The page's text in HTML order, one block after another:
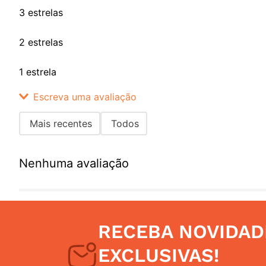
3 estrelas
2 estrelas
1 estrela
Escreva uma avaliação
Título
Seu nome
Mais recentes Todos
Nenhuma avaliação
RECEBA
EXCLUSIVAS!